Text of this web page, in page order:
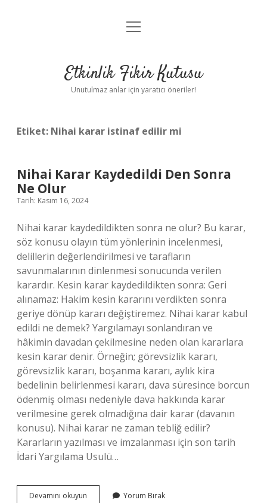
Anasayfa
Yasal Uyarı
menüyü
Etkinlik Fikir Kutusu
Unutulmaz anlar için yaratıcı öneriler!
Etiket: Nihai karar istinaf edilir mi
Nihai Karar Kaydedildi Den Sonra
Ne Olur
Tarih: Kasım 16, 2024
Nihai karar kaydedildikten sonra ne olur? Bu karar,
söz konusu olayın tüm yönlerinin incelenmesi,
delillerin değerlendirilmesi ve tarafların
savunmalarının dinlenmesi sonucunda verilen
karardır. Kesin karar kaydedildikten sonra: Geri
alınamaz: Hakim kesin kararını verdikten sonra
geriye dönüp kararı değiştiremez. Nihai karar kabul
edildi ne demek? Yargılamayı sonlandıran ve
hâkimin davadan çekilmesine neden olan kararlara
kesin karar denir. Örneğin; görevsizlik kararı,
görevsizlik kararı, boşanma kararı, aylık kira
bedelinin belirlenmesi kararı, dava süresince borcun
ödenmiş olması nedeniyle dava hakkında karar
verilmesine gerek olmadığına dair karar (davanın
konusu). Nihai karar ne zaman tebliğ edilir?
Kararların yazılması ve imzalanması için son tarih
İdari Yargılama Usulü…
Devamını okuyun Yorum Bırak